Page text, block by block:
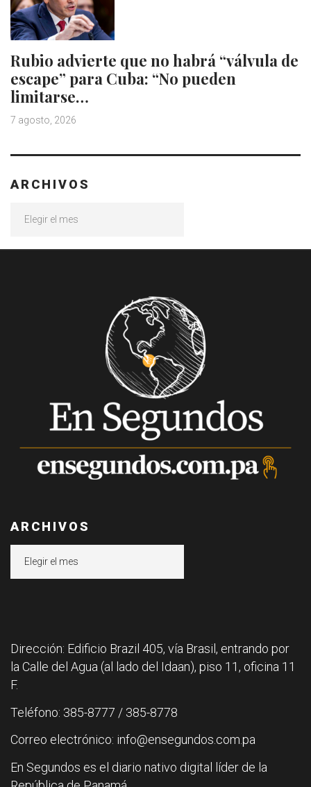
Rubio advierte que no habrá “válvula de
escape” para Cuba: “No pueden
limitarse…
7 agosto, 2026
ARCHIVOS
ARCHIVOS
Dirección: Edificio Brazil 405, vía Brasil, entrando por
la Calle del Agua (al lado del Idaan), piso 11, oficina 11
F.
Teléfono: 385-8777 / 385-8778
Correo electrónico: info@ensegundos.com.pa
En Segundos es el diario nativo digital líder de la